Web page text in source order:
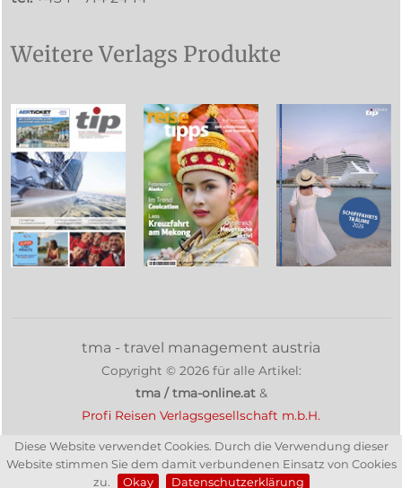
Diese Website verwendet Cookies. Durch die Verwendung dieser
Website stimmen Sie dem damit verbundenen Einsatz von Cookies
zu.
Okay Datenschutzerklärung
Weitere Verlags Produkte
tma - travel management austria
Copyright © 2026für alle Artikel:
tma / tma-online.at&
Profi Reisen Verlagsgesellschaft m.b.H.